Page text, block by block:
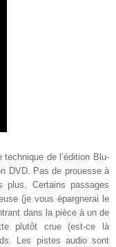
de l’édition Blu-
DVD. Pas de prouesse à
plus. Certains passages
(je vous épargnerai le
dans la pièce à un de
plutôt crue (est-ce là
Les pistes audio sont